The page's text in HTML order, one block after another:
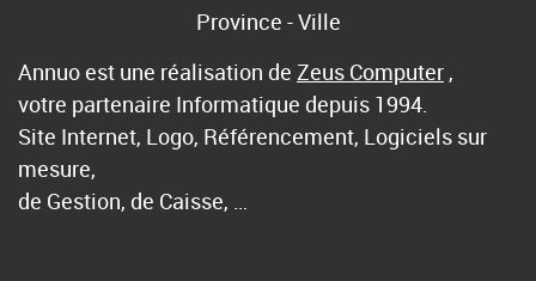
Province - Ville
Annuo est une réalisation de Zeus Computer ,
votre partenaire Informatique depuis 1994.
Site Internet, Logo, Référencement, Logiciels sur
mesure,
de Gestion, de Caisse, …